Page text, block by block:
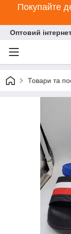
Покупайте
Оптовий
Товари та